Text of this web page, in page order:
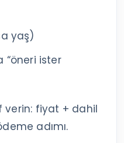
yaş)
ister
verin: fiyat + dahil
adımı.